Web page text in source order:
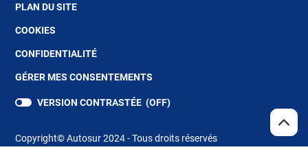
EN
PLAN DU SITE
COOKIES
UNE
FENÊTRE)
CONFIDENTIALITÉ(OUVRE
UNE
FENÊTRE)
GÉRER MES CONSENTEMENTS
VERSION CONTRASTÉE (OFF)
Copyright© Autosur 2024 - Tous droits réservés